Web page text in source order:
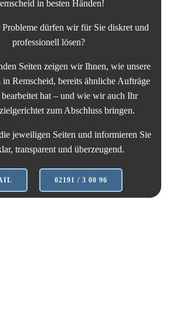
in besten Händen!
Probleme dürfen wir für Sie diskret und
professionell lösen?
Seiten zeigen wir Ihnen, wie unsere
in Remscheid, bereits ähnliche Aufträge
hat – und wie wir auch Ihr
zum Abschluss bringen.
jeweiligen Seiten und informieren Sie
transparent und überzeugend.
02191 / 3 00 96